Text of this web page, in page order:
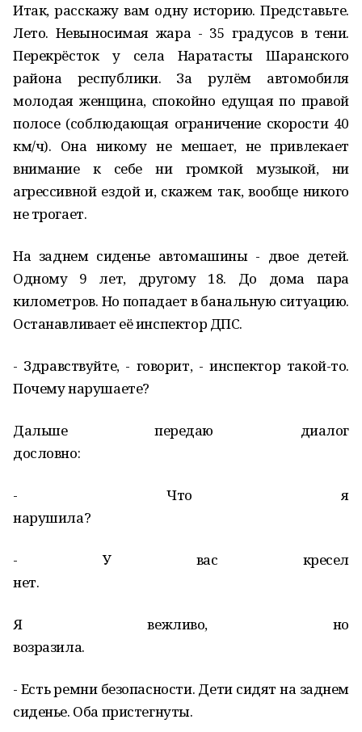
Итак, расскажу вам одну историю. Представьте.
Лето. Невыносимая жара - 35 градусов в тени.
Перекрёсток у села Наратасты Шаранского
района республики. За рулём автомобиля
молодая женщина, спокойно едущая по правой
полосе (соблюдающая ограничение скорости 40
км/ч). Она никому не мешает, не привлекает
внимание к себе ни громкой музыкой, ни
агрессивной ездой и, скажем так, вообще никого
не трогает.
На заднем сиденье автомашины - двое детей.
Одному 9 лет, другому 18. До дома пара
километров. Но попадает в банальную ситуацию.
Останавливает её инспектор ДПС.
- Здравствуйте, - говорит, - инспектор такой-то.
Почему нарушаете?
Дальше передаю диалог
- Что я
- У вас кресел
нет.
Я вежливо, но
возразила.
- Есть ремни безопасности. Дети сидят на заднем
сиденье. Оба пристегнуты.